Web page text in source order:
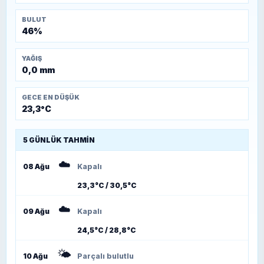
BULUT
46%
YAĞIŞ
0,0 mm
GECE EN DÜŞÜK
23,3°C
5 GÜNLÜK TAHMIN
08 Ağu ☁️ Kapalı
23,3°C / 30,5°C
09 Ağu ☁️ Kapalı
24,5°C / 28,8°C
10 Ağu 🌤️ Parçalı bulutlu